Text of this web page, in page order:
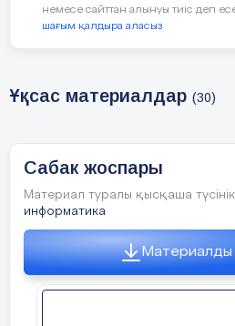
кезеңі/
уақыт
Сабақтың
Үй
немесе сайттан алынуы тиіс деп
шағым қалдыра аласыз
Ұқсас материалдар (30)
Сабак жоспары
Материал туралы қысқаша түсінік
информатика
Материалды